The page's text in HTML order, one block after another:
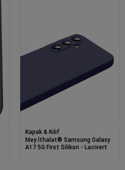
Kapak & Kılıf
Mey İthalat® Samsung Galaxy
A17 5G First Silikon - Lacivert